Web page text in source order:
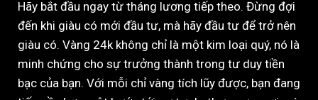
Hãy bắt đầu ngay từ tháng lương tiếp theo. Đừng đợi
đến khi giàu có mới đầu tư, mà hãy đầu tư để trở nên
giàu có. Vàng 24k không chỉ là một kim loại quý, nó là
minh chứng cho sự trưởng thành trong tư duy tiền
bạc của bạn. Với mỗi chỉ vàng tích lũy được, bạn đang